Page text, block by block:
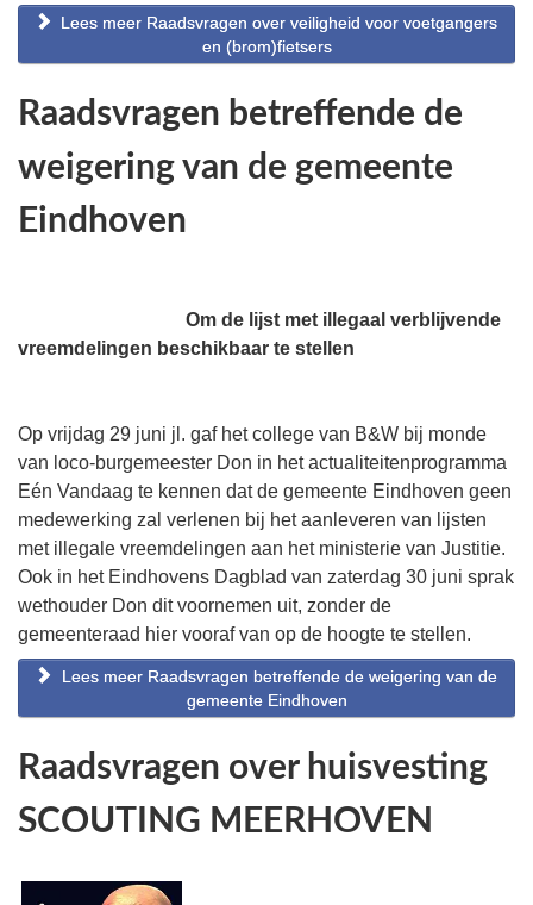
Lees meer Raadsvragen over veiligheid voor voetgangers
en (brom)fietsers
Raadsvragen betreffende de
weigering van de gemeente
Eindhoven
Om de lijst met illegaal verblijvende
vreemdelingen beschikbaar te stellen
Op vrijdag 29 juni jl. gaf het college van B&W bij monde
van loco-burgemeester Don in het actualiteitenprogramma
Eén Vandaag te kennen dat de gemeente Eindhoven geen
medewerking zal verlenen bij het aanleveren van lijsten
met illegale vreemdelingen aan het ministerie van Justitie.
Ook in het Eindhovens Dagblad van zaterdag 30 juni sprak
wethouder Don dit voornemen uit, zonder de
gemeenteraad hier vooraf van op de hoogte te stellen.
Lees meer Raadsvragen betreffende de weigering van de
gemeente Eindhoven
Raadsvragen over huisvesting
SCOUTING MEERHOVEN